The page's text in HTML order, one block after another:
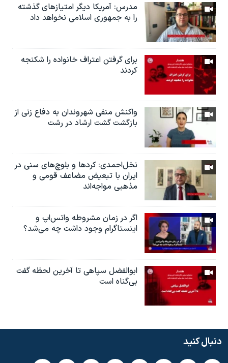
مدرس: آمریکا دیگر امتیازهای گذشته
را به جمهوری اسلامی نخواهد داد
براى گرفتن اعتراف خانواده را شكنجه
کردند
واکنش منفی شهروندان به دفاع زنی از
بازگشت گشت ارشاد در رشت
نخل‌احمدی: کردها و بلوچ‌های سنی در
ایران با تبعیض مضاعف قومی و
مذهبی مواجه‌اند
اگر در زمان مشروطه واتس‌اپ و
اینستاگرام وجود داشت چه مى‌شد؟
ابوالفضل سپاهی تا آخرین لحظه گفت
بی‌گناه است
دنبال کنید